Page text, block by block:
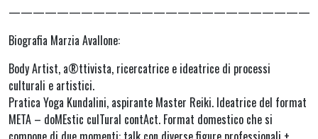
—————————————————————————
Biografia Marzia Avallone:
Body Artist, a®ttivista, ricercatrice e ideatrice di processi
culturali e artistici.
Pratica Yoga Kundalini, aspirante Master Reiki. Ideatrice del format
META – doMEstic culTural contAct. Format domestico che si